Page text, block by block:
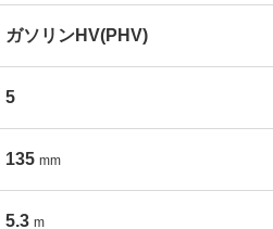
ガソリンHV(PHV)
5
135 mm
5.3 m